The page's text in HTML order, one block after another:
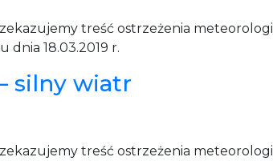
treść ostrzeżenia
18.03.2019 r.
silny wiatr
treść ostrzeżenia